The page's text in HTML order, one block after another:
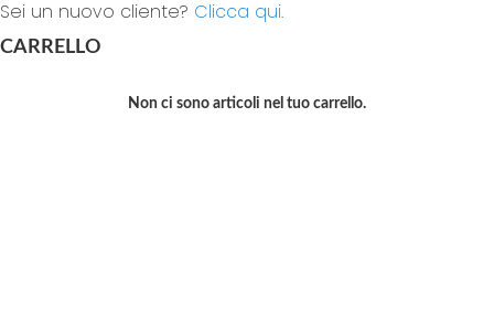
Sei un nuovo cliente? Clicca qui.
CARRELLO
Non ci sono articoli nel tuo carrello.